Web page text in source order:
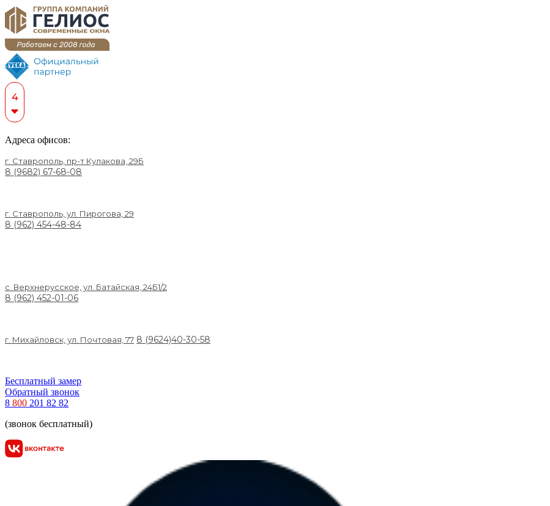
Адреса офисов:
г. Ставрополь, пр-т Кулакова, 29Б
8 (9682) 67-68-08
г. Ставрополь, ул. Пирогова, 29
8 (962) 454-48-84
c. Верхнерусское, ул. Батайская, 24Б1/2
8 (962) 452-01-06
г. Михайловск, ул. Почтовая, 77 8 (9624)40-30-58
Бесплатный замер
Обратный звонок
8 800 201 82 82
(звонок бесплатный)